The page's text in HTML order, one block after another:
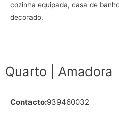
cozinha equipada, casa de
decorado.
Quarto | Amadora
Contacto:939460032